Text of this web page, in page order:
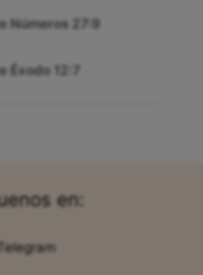
Números 27:9
Éxodo 12:7
en:
Telegram